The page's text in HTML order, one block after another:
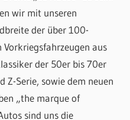
wir mit unseren
der über 100-
Vorkriegsfahrzeugen aus
der 50er bis 70er
Z-Serie, sowie dem neuen
„the marque of
sind uns die